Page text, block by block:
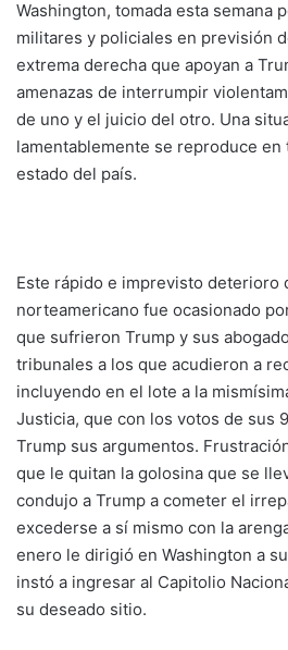
Washington, tomada esta semana
militares y policiales en previsión
extrema derecha que apoyan a
amenazas de interrumpir
de uno y el juicio del otro. Una
lamentablemente se reproduce en
estado del país.
Este rápido e imprevisto deterioro
norteamericano fue ocasionado
que sufrieron Trump y sus
tribunales a los que acudieron a
incluyendo en el lote a la
Justicia, que con los votos de sus
Trump sus argumentos.
que le quitan la golosina que se
condujo a Trump a cometer el
excederse a sí mismo con la
enero le dirigió en Washington a
instó a ingresar al Capitolio
su deseado sitio.